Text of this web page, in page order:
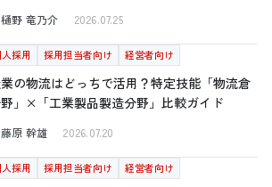
樋野 竜乃介 2026.07.25
採用 採用担当者向け 経営者向け
の物流はどっちで活用？特定技能「物流倉
」×「工業製品製造分野」比較ガイド
藤原 幹雄 2026.07.20
採用 採用担当者向け 経営者向け